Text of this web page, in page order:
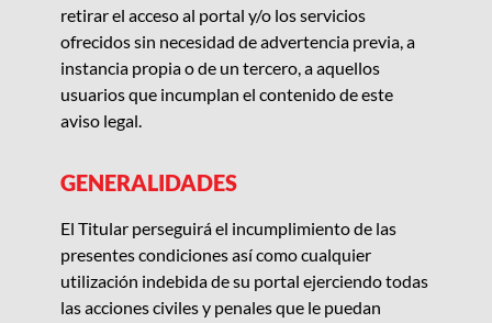
retirar el acceso al portal y/o los servicios
ofrecidos sin necesidad de advertencia previa, a
instancia propia o de un tercero, a aquellos
usuarios que incumplan el contenido de este
aviso legal.
GENERALIDADES
El Titular perseguirá el incumplimiento de las
presentes condiciones así como cualquier
utilización indebida de su portal ejerciendo todas
las acciones civiles y penales que le puedan